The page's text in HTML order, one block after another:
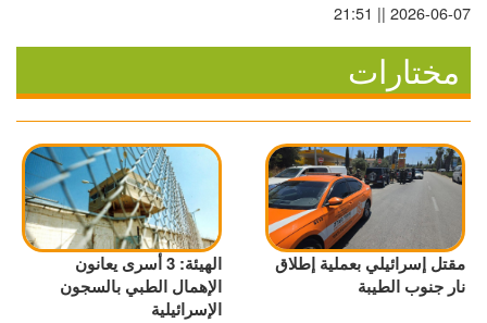
2026-06-07 || 21:51
مختارات
مقتل إسرائيلي بعملية إطلاق
نار جنوب الطيبة
الهيئة: 3 أسرى يعانون
الإهمال الطبي بالسجون
الإسرائيلية